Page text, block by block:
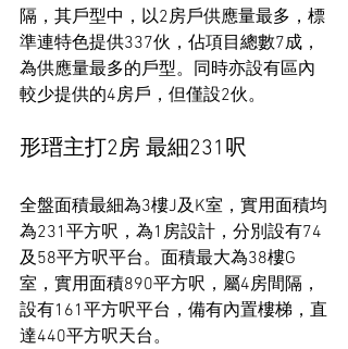
隔，其戶型中，以2房戶供應量最多，標
準連特色提供337伙，佔項目總數7成，
為供應量最多的戶型。同時亦設有區內
較少提供的4房戶，但僅設2伙。
形瑨主打2房 最細231呎
全盤面積最細為3樓J及K室，實用面積均
為231平方呎，為1房設計，分別設有74
及58平方呎平台。面積最大為38樓G
室，實用面積890平方呎，屬4房間隔，
設有161平方呎平台，備有內置樓梯，直
達440平方呎天台。